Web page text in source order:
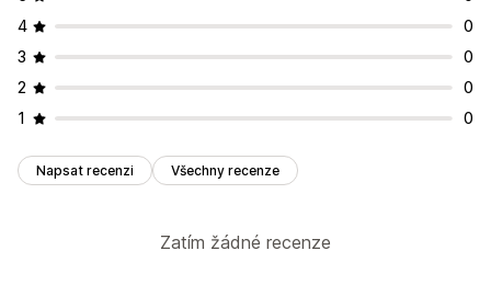
4
0
3
0
2
0
1
0
Napsat recenzi Všechny recenze
Zatím žádné recenze